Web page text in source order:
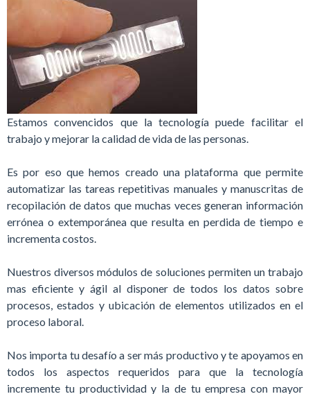
Estamos convencidos que la tecnología puede facilitar el
trabajo y mejorar la calidad de vida de las personas.
Es por eso que hemos creado una plataforma que permite
automatizar las tareas repetitivas manuales y manuscritas de
recopilación de datos que muchas veces generan información
errónea o extemporánea que resulta en perdida de tiempo e
incrementa costos.
Nuestros diversos módulos de soluciones permiten un trabajo
mas eficiente y ágil al disponer de todos los datos sobre
procesos, estados y ubicación de elementos utilizados en el
proceso laboral.
Nos importa tu desafío a ser más productivo y te apoyamos en
todos los aspectos requeridos para que la tecnología
incremente tu productividad y la de tu empresa con mayor